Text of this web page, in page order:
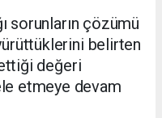
sorunların çözümü
belirten
değeri
etmeye devam